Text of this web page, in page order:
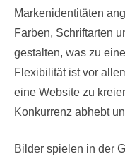
Markenidentitäten
Farben, Schriftarten
gestalten, was zu
Flexibilität ist vor
eine Website zu
Konkurrenz abhebt
Bilder spielen in der